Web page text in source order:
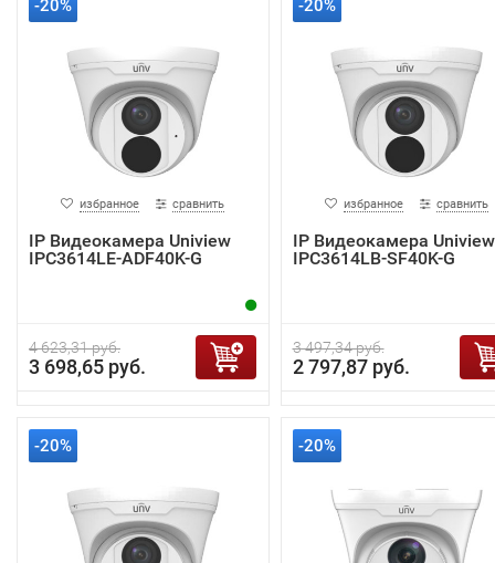
-20%
избранное сравнить
IP Видеокамера Uniview
IPC3614LE-ADF40K-G
4 623,31 руб.
3 698,65 руб.
-20%
избранное сравнить
IP Видеокамера Uniview
IPC3614LB-SF40K-G
3 497,34 руб.
2 797,87 руб.
-20% -20%